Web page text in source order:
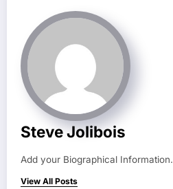
Steve Jolibois
Add your Biographical Information.
View All Posts